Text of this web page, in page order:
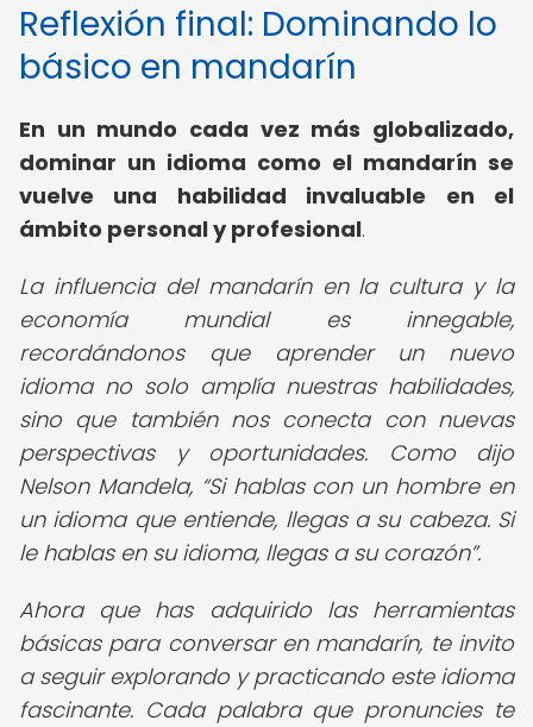
Reflexión final: Dominando lo
básico en mandarín
En un mundo cada vez más globalizado,
dominar un idioma como el mandarín se
vuelve una habilidad invaluable en el
ámbito personal y profesional.
La influencia del mandarín en la cultura y la
economía mundial es innegable,
recordándonos que aprender un nuevo
idioma no solo amplía nuestras habilidades,
sino que también nos conecta con nuevas
perspectivas y oportunidades. Como dijo
Nelson Mandela, Si hablas con un hombre en
un idioma que entiende, llegas a su cabeza. Si
le hablas en su idioma, llegas a su corazón .
Ahora que has adquirido las herramientas
básicas para conversar en mandarín, te invito
a seguir explorando y practicando este idioma
fascinante. Cada palabra que pronuncies te